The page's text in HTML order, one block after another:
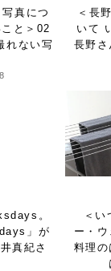
真につ
と＞ 02
れない写
＜長
いて
長野
。
」が
真紀さ
＜い
ー・
料理の